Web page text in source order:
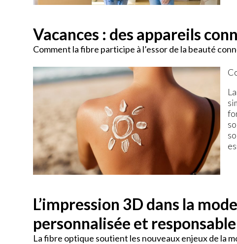
Vacances : des appareils
Comment la fibre participe à l’essor de la beauté
L’impression 3D dans la
personnalisée et
La fibre optique soutient les nouveaux enjeux de la